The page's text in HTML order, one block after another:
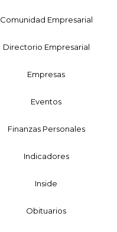
Comunidad Empresarial
Directorio Empresarial
Empresas
Eventos
Finanzas Personales
Indicadores
Inside
Obituarios